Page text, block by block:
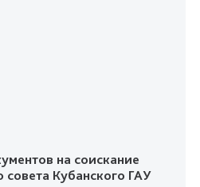
на соискание
совета Кубанского ГАУ